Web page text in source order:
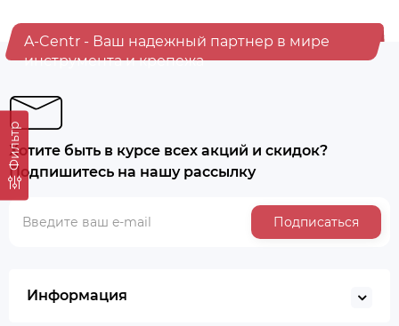
Фильтр
Хит продаж
Предзаказ
A-Centr - Ваш надежный партнер в мире
инструмента и крепежа
Хотите быть в курсе всех акций и скидок?
Подпишитесь на нашу рассылку
Подписаться
Информация